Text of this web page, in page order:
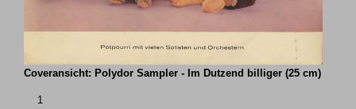
Coveransicht: Polydor Sampler - Im Dutzend billiger (25 cm)
1